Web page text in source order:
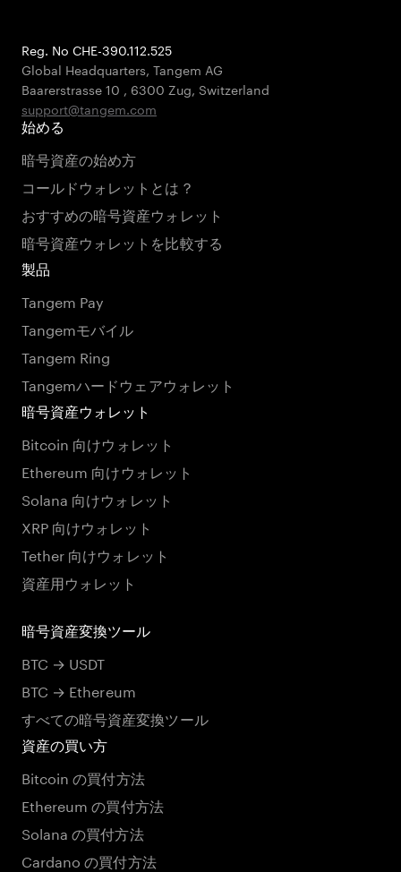
Reg. No CHE-390.112.525
Global Headquarters, Tangem AG
Baarerstrasse 10 , 6300 Zug, Switzerland
support@tangem.com
始める
暗号資産の始め方
コールドウォレットとは？
おすすめの暗号資産ウォレット
暗号資産ウォレットを比較する
製品
Tangem Pay
Tangemモバイル
Tangem Ring
Tangemハードウェアウォレット
暗号資産ウォレット
Bitcoin 向けウォレット
Ethereum 向けウォレット
Solana 向けウォレット
XRP 向けウォレット
Tether 向けウォレット
資産用ウォレット
暗号資産変換ツール
BTC → USDT
BTC → Ethereum
すべての暗号資産変換ツール
資産の買い方
Bitcoin の買付方法
Ethereum の買付方法
Solana の買付方法
Cardano の買付方法